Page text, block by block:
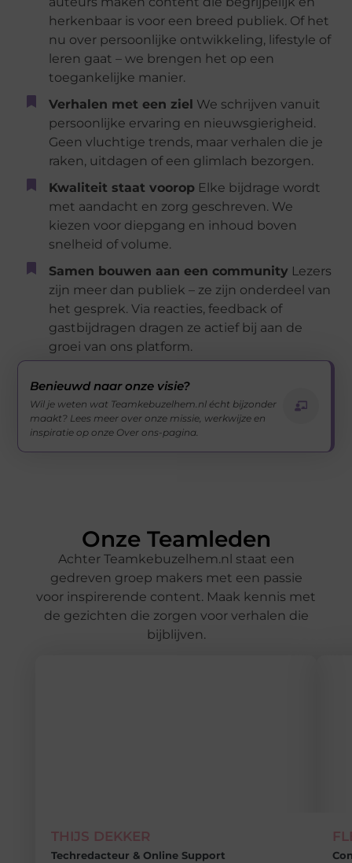
herkenbaar is voor een breed publiek. Of het
nu over persoonlijke ontwikkeling, lifestyle of
leren gaat – we brengen het op een
toegankelijke manier.
Verhalen met een ziel We schrijven vanuit
persoonlijke ervaring en nieuwsgierigheid.
Geen vluchtige trends, maar verhalen die je
raken, uitdagen of een glimlach bezorgen.
Kwaliteit staat voorop Elke bijdrage wordt
met aandacht en zorg geschreven. We
kiezen voor diepgang en inhoud boven
snelheid of volume.
Samen bouwen aan een community Lezers
zijn meer dan publiek – ze zijn onderdeel van
het gesprek. Via reacties, feedback of
gastbijdragen dragen ze actief bij aan de
groei van ons platform.
Benieuwd naar onze visie?
Wil je weten wat Teamkebuzelhem.nl écht bijzonder
maakt? Lees meer over onze missie, werkwijze en
inspiratie op onze Over ons-pagina.
Onze Teamleden
Achter Teamkebuzelhem.nl staat een
gedreven groep makers met een passie
voor inspirerende content. Maak kennis met
de gezichten die zorgen voor verhalen die
bijblijven.
THIJS DEKKER
Techredacteur & Online Support